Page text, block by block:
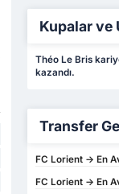
Kupalar ve
Théo Le Bris
kazandı.
Transfer
FC Lorient -> En
FC Lorient -> En